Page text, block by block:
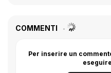
COMMENTI
Per inserire un